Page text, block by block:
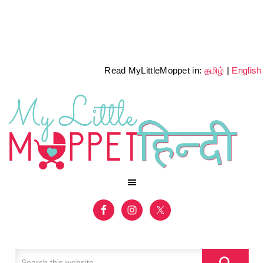
Read MyLittleMoppet in: தமிழ் | English